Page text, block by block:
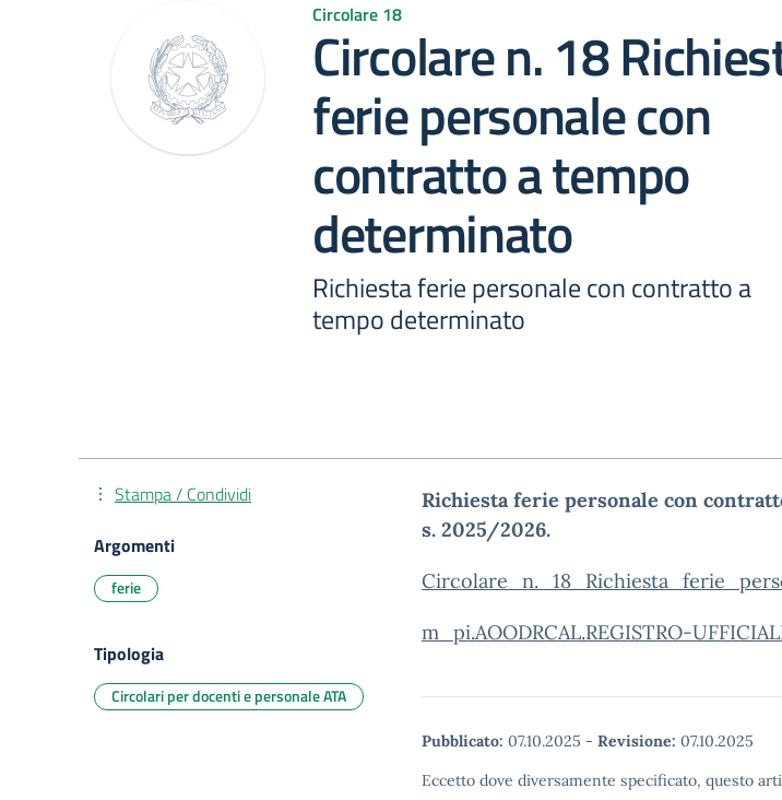
Circolare 18
Circolare n. 18
ferie personale con
contratto a tempo
determinato
Richiesta ferie personale con contratto a
tempo determinato
Richiesta ferie personale con
s. 2025/2026.
m_pi.AOODRCAL.REGISTRO-
Pubblicato: 07.10.2025 - Revisione: 07.10.2025
Eccetto dove diversamente specificato, questo
Stampa / Condividi
Argomenti
ferie
Tipologia
Circolari per docenti e personale ATA